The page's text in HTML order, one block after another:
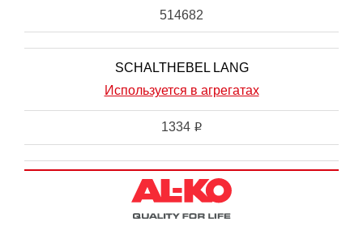
514682
SCHALTHEBEL LANG
Используется в агрегатах
1334 i